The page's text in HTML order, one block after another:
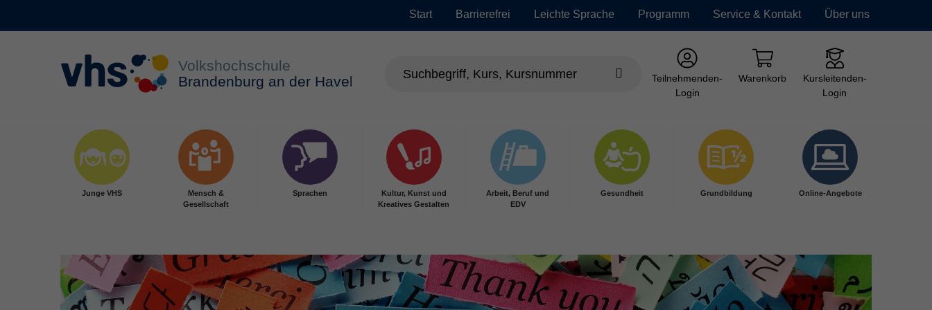
Start Barrierefrei Leichte Sprache Programm Service & Kontakt Über uns
Teilnehmenden-
Login
Warenkorb
Kursleitenden-
Login
Junge VHS
Mensch &
Gesellschaft
Sprachen
Kultur, Kunst und
Kreatives Gestalten
Arbeit, Beruf und
EDV
Gesundheit Grundbildung Online-Angebote